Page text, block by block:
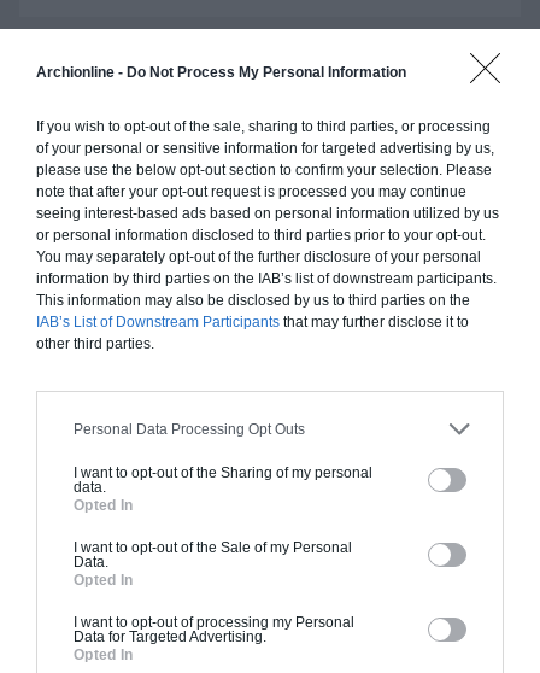
Archionline - Do Not Process My Personal Information
If you wish to opt-out of the sale, sharing to third parties, or processing
of your personal or sensitive information for targeted advertising by us,
please use the below opt-out section to confirm your selection. Please
note that after your opt-out request is processed you may continue
seeing interest-based ads based on personal information utilized by us
or personal information disclosed to third parties prior to your opt-out.
You may separately opt-out of the further disclosure of your personal
information by third parties on the IAB’s list of downstream participants.
This information may also be disclosed by us to third parties on the
IAB’s List of Downstream Participants that may further disclose it to
other third parties.
Personal Data Processing Opt Outs
I want to opt-out of the Sharing of my personal
data.
Opted In
I want to opt-out of the Sale of my Personal
Data.
Opted In
I want to opt-out of processing my Personal
Data for Targeted Advertising.
Opted In
Chiffrage estimatif pour : Fondations et normes
standards. Construction en ossature bois isolé.
Finitions haut de gamme. Le prix "clé en main"
inclut le gros oeuvre et le second oeuvre (cuisine,
peinture, sols...), mais exclut piscine, jardin et
clôture.
À partir de
353 000€ TTC
Je la veux !
Construction BBC
standards. Construction en bloc coffrant isolant
(RT 2020). Finitions haut de gamme. Le prix "clé